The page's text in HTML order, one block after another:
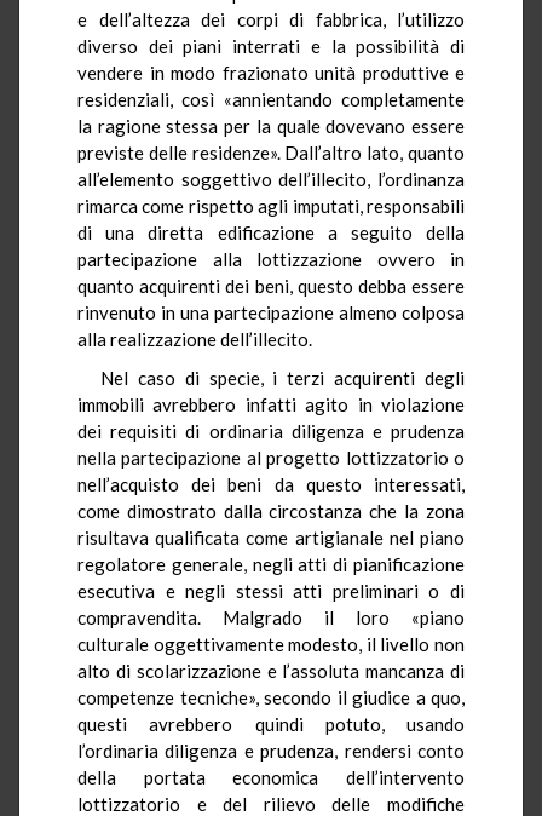
e dell’altezza dei corpi di fabbrica, l’utilizzo
diverso dei piani interrati e la possibilità di
vendere in modo frazionato unità produttive e
residenziali, così «annientando completamente
la ragione stessa per la quale dovevano essere
previste delle residenze». Dall’altro lato, quanto
all’elemento soggettivo dell’illecito, l’ordinanza
rimarca come rispetto agli imputati, responsabili
di una diretta edificazione a seguito della
partecipazione alla lottizzazione ovvero in
quanto acquirenti dei beni, questo debba essere
rinvenuto in una partecipazione almeno colposa
alla realizzazione dell’illecito.
Nel caso di specie, i terzi acquirenti degli
immobili avrebbero infatti agito in violazione
dei requisiti di ordinaria diligenza e prudenza
nella partecipazione al progetto lottizzatorio o
nell’acquisto dei beni da questo interessati,
come dimostrato dalla circostanza che la zona
risultava qualificata come artigianale nel piano
regolatore generale, negli atti di pianificazione
esecutiva e negli stessi atti preliminari o di
compravendita. Malgrado il loro «piano
culturale oggettivamente modesto, il livello non
alto di scolarizzazione e l’assoluta mancanza di
competenze tecniche», secondo il giudice a quo,
questi avrebbero quindi potuto, usando
l’ordinaria diligenza e prudenza, rendersi conto
della portata economica dell’intervento
lottizzatorio e del rilievo delle modifiche